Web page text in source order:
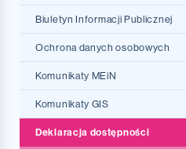
Uczelnia bez barier
Uczelnia dostępna dla wszystkich
Kompetencje jutra
Razem po sukces
Projekty RP
Erasmus+ dla studentów
Jak szukać miejsca praktyk
Protokoły Komisji
Współpraca ACK
Uczelnie partnerskie
Biuletyn Informacji Publicznej
Ochrona danych osobowych
Komunikaty MEiN
Komunikaty GIS
Deklaracja dostępności